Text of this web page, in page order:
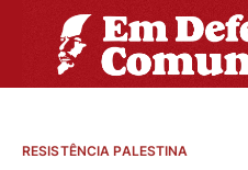
RESISTÊNCIA PALESTINA